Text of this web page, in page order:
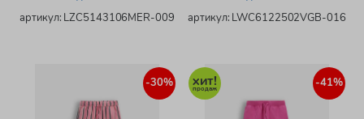
артикул: LZC5143106MER-009
артикул: LWC6122502VGB-016
-30% -41%